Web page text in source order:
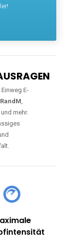
E-
RandM,
und mehr.